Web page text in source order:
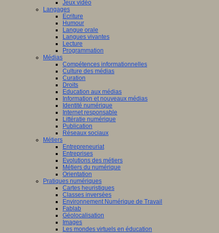
Jeux vidéo
Langages
Ecriture
Humour
Langue orale
Langues vivantes
Lecture
Programmation
Médias
Compétences informationnelles
Culture des médias
Curation
Droits
Education aux médias
Information et nouveaux médias
Identité numérique
Internet responsable
Littératie numérique
Publication
Réseaux sociaux
Métiers
Entrepreneuriat
Entreprises
Evolutions des métiers
Métiers du numérique
Orientation
Pratiques numériques
Cartes heuristiques
Classes inversées
Environnement Numérique de Travail
Fablab
Géolocalisation
Images
Les mondes virtuels en éducation